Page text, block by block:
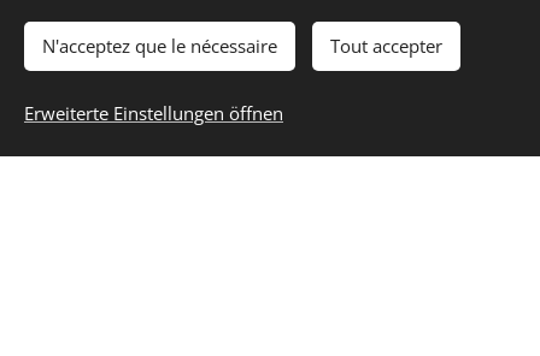
N'acceptez que le nécessaire Tout accepter
Erweiterte Einstellungen öffnen